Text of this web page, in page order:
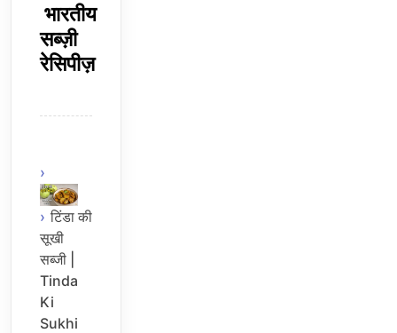
भारतीय
सब्ज़ी
रेसिपीज़
टिंडा की
सूखी
सब्जी |
Tinda
Ki
Sukhi